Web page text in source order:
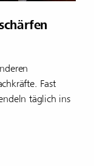
Fast
täglich ins